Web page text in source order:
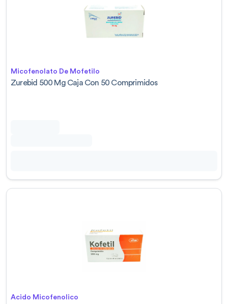
Micofenolato De Mofetilo
Zurebid 500 Mg Caja Con 50 Comprimidos
Acido Micofenolico